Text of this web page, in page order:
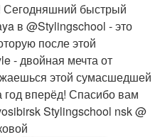
Сегодняшний быстрый
в @Stylingschool - это
после этой
- двойная мечта от
этой сумасшедшей
вперёд! Спасибо вам
Stylingschool nsk @